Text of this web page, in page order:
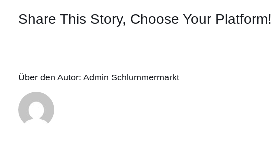
Share This Story, Choose Your Platform!
Über den Autor: Admin Schlummermarkt